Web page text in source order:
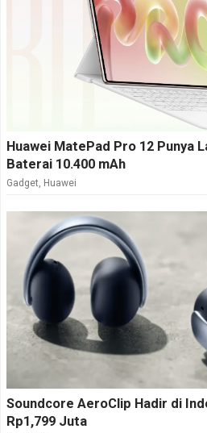
Huawei MatePad Pro 12 Punya
Baterai 10.400 mAh
Gadget, Huawei
Soundcore AeroClip Hadir di
Rp1,799 Juta